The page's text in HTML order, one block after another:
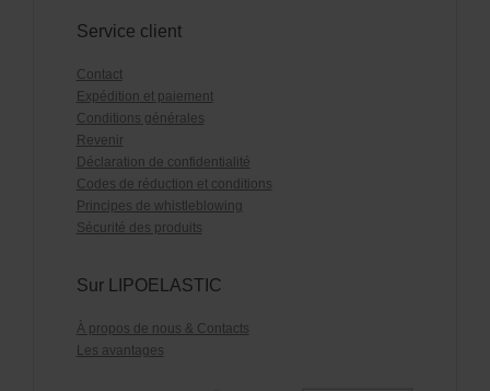
Service client
Contact
Expédition et paiement
Conditions générales
Revenir
Déclaration de confidentialité
Codes de réduction et conditions
Principes de whistleblowing
Sécurité des produits
Sur LIPOELASTIC
À propos de nous & Contacts
Les avantages